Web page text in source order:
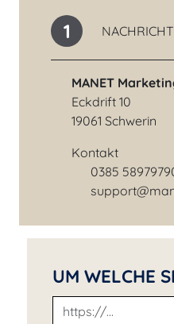
1 NACHRICHT
MANET
Eckdrift 10
19061 Schwerin
Kontakt
Telefonnummer
0385
E-Mail-Adresse
UM WELCHE